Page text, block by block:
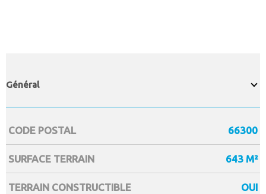
Général
Caractérisque Valeurs
CODE POSTAL 66300
SURFACE TERRAIN 643 M²
TERRAIN CONSTRUCTIBLE OUI